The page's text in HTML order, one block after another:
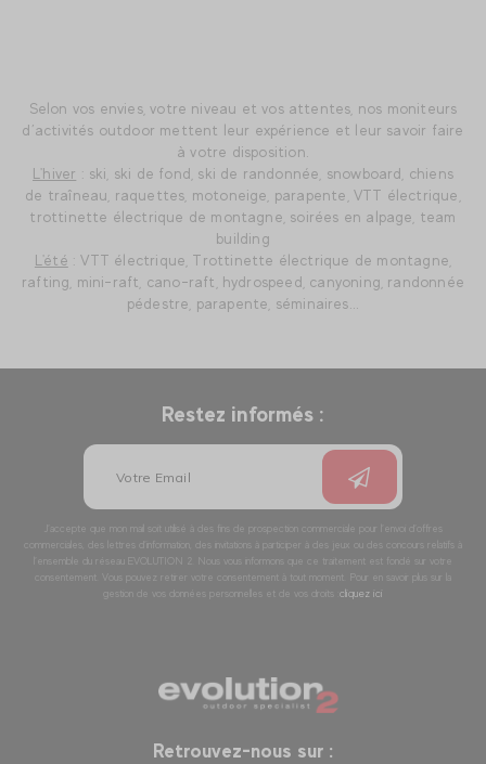
Selon vos envies, votre niveau et vos attentes, nos moniteurs
d’activités outdoor mettent leur expérience et leur savoir faire
à votre disposition.
L'hiver : ski, ski de fond, ski de randonnée, snowboard, chiens
de traîneau, raquettes, motoneige, parapente, VTT électrique,
trottinette électrique de montagne, soirées en alpage, team
building
L'été : VTT électrique, Trottinette électrique de montagne,
rafting, mini-raft, cano-raft, hydrospeed, canyoning, randonnée
pédestre, parapente, séminaires...
Restez informés :
J’accepte que mon mail soit utilisé à des fins de prospection commerciale pour l’envoi d’offres
commerciales, des lettres d’information, des invitations à participer à des jeux ou des concours relatifs à
l’ensemble du réseau EVOLUTION 2. Nous vous informons que ce traitement est fondé sur votre
consentement. Vous pouvez retirer votre consentement à tout moment. Pour en savoir plus sur la
gestion de vos données personnelles et de vos droits : cliquez ici
Retrouvez-nous sur :